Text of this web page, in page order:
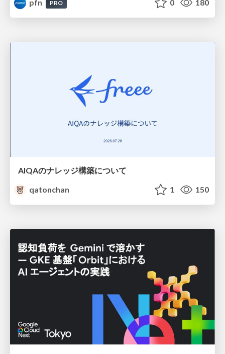
pfn PRO 0 180
AIQAのナレッジ構築について
qatonchan
1 150